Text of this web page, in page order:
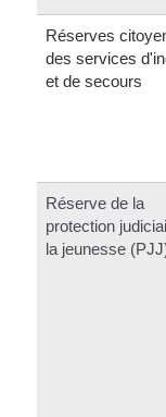
Réserves
des services
et de secours
Réserve de la
protection
la jeunesse